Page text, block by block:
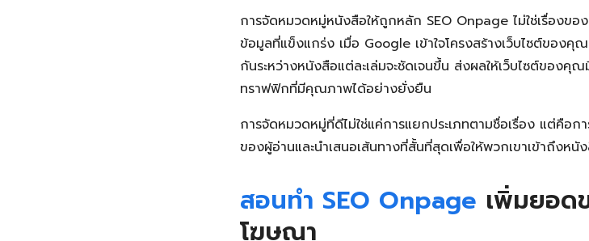
การจัดหมวดหมู่หนังสือให้ถูกหลัก SEO Onpage ไม่ใช่เรื่องขอ
ข้อมูลที่แข็งแกร่ง เมื่อ Google เข้าใจโครงสร้างเว็บไซต์ของ
กันระหว่างหนังสือแต่ละเล่มจะชัดเจนขึ้น ส่งผลให้เว็บไซต์ของคุ
ทราฟฟิกที่มีคุณภาพได้อย่างยั่งยืน
การจัดหมวดหมู่ที่ดีไม่ใช่แค่การแยกประเภทตามชื่อเรื่อง แต่คือก
ของผู้อ่านและนำเสนอเส้นทางที่สั้นที่สุดเพื่อให้พวกเขาเข้าถึง
สอนทำ SEO Onpage เพิ่มยอด
โฆษณา